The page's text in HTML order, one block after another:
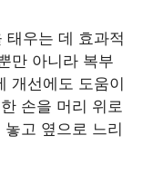
태우는 데 효과적
만 아니라 복부
개선에도 도움이
손을 머리 위로
고 옆으로 느리